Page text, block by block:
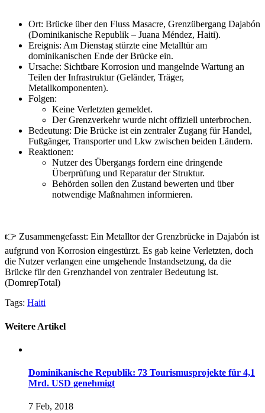
Ort: Brücke über den Fluss Masacre, Grenzübergang Dajabón
(Dominikanische Republik – Juana Méndez, Haiti).
Ereignis: Am Dienstag stürzte eine Metalltür am
dominikanischen Ende der Brücke ein.
Ursache: Sichtbare Korrosion und mangelnde Wartung an
Teilen der Infrastruktur (Geländer, Träger,
Metallkomponenten).
Folgen:
Keine Verletzten gemeldet.
Der Grenzverkehr wurde nicht offiziell unterbrochen.
Bedeutung: Die Brücke ist ein zentraler Zugang für Handel,
Fußgänger, Transporter und Lkw zwischen beiden Ländern.
Reaktionen:
Nutzer des Übergangs fordern eine dringende
Überprüfung und Reparatur der Struktur.
Behörden sollen den Zustand bewerten und über
notwendige Maßnahmen informieren.
👉 Zusammengefasst: Ein Metalltor der Grenzbrücke in Dajabón ist
aufgrund von Korrosion eingestürzt. Es gab keine Verletzten, doch
die Nutzer verlangen eine umgehende Instandsetzung, da die
Brücke für den Grenzhandel von zentraler Bedeutung ist.
(DomrepTotal)
Tags: Haiti
Weitere Artikel
Dominikanische Republik: 73 Tourismusprojekte für 4,1
Mrd. USD genehmigt
7 Feb, 2018